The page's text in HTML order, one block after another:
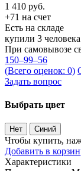
1 410 руб.
+71 на счет
Есть на складе
купили 3 человека
При самовывозе
150–99–56
(Всего оценок: 0)
Задать вопрос
Выбрать цвет
Нет Синий
Чтобы купить,
Добавить в
Характеристики